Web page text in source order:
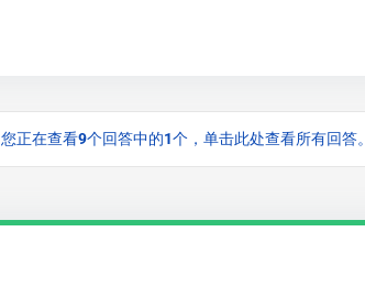
您正在查看9个回答中的1个，单击此处查看所有回答。